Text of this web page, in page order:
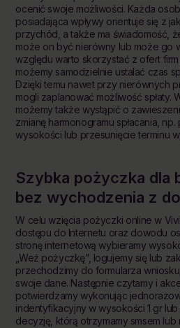
ocenić swoje możliwości. Każda
posiadająca wpływy orientuje się z
przychód, a także ma świadomość,
może on być nierówny lub może go
względu warto skorzystać z ofert
możemy samodzielnie ustalać czas
Dzięki temu nawet przy nierównych
mogli zaplanować możliwość spłaty.
możemy także wystąpić o
zmianę harmonogramu spłacania,
wysokości lub przesunięcie terminu
Szybka pożyczka dla
bez wychodzenia z
W celu wzięcia pożyczki online w
dostępu do Internetu oraz dowodu
stronę internetową wybieramy
„Weź pożyczkę”, logujemy się lub
przechodzimy do formularza
swoje dane. Następnie czytamy i
potwierdzamy wykonując
indentyfikacyjny w wysokości 1 gr lub
decyzję, którą otrzymamy smsem lub